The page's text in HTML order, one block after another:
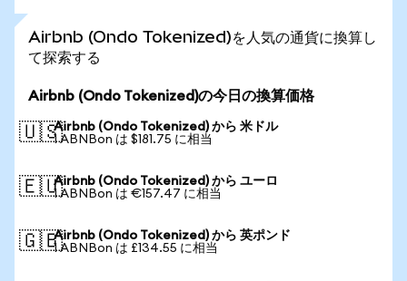
Airbnb (Ondo Tokenized)を人気の通貨に換算し
て探索する
Airbnb (Ondo Tokenized)の今日の換算価格
🇺🇸Airbnb (Ondo Tokenized) から 米ドル
1 ABNBon は $181.75 に相当
🇪🇺Airbnb (Ondo Tokenized) から ユーロ
1 ABNBon は €157.47 に相当
🇬🇧Airbnb (Ondo Tokenized) から 英ポンド
1 ABNBon は £134.55 に相当